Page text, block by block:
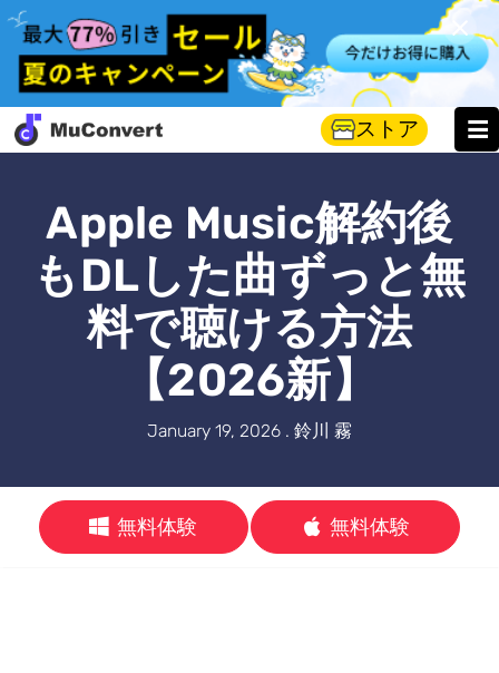
ストア
Apple Music解約後
もDLした曲ずっと無
料で聴ける方法
【2026新】
January 19, 2026 . 鈴川 霧
無料体験 無料体験